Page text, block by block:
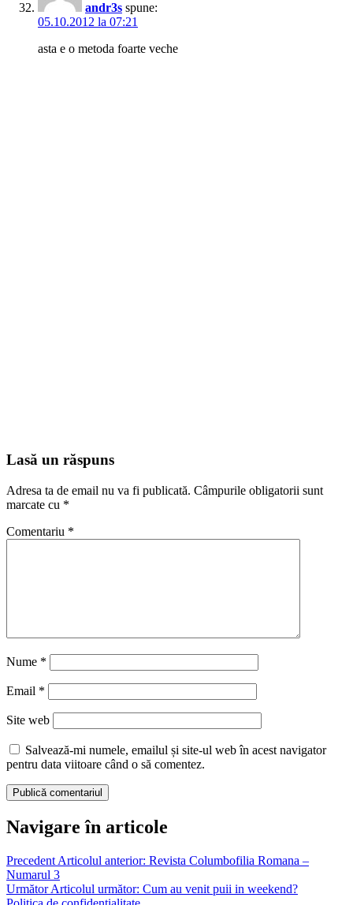
andr3s spune:
05.10.2012 la 07:21
asta e o metoda foarte veche
Lasă un răspuns
Adresa ta de email nu va fi publicată. Câmpurile obligatorii sunt
marcate cu *
Comentariu *
Nume *
Email *
Site web
Salvează-mi numele, emailul și site-ul web în acest navigator
pentru data viitoare când o să comentez.
Navigare în articole
Precedent Articolul anterior: Revista Columbofilia Romana –
Numarul 3
Următor Articolul următor: Cum au venit puii in weekend?